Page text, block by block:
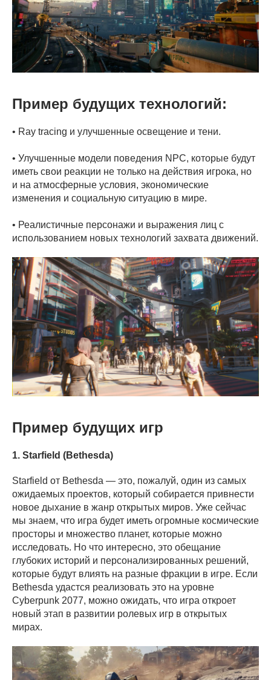
Пример будущих технологий:
• Ray tracing и улучшенные освещение и тени.
• Улучшенные модели поведения NPC, которые будут
иметь свои реакции не только на действия игрока, но
и на атмосферные условия, экономические
изменения и социальную ситуацию в мире.
• Реалистичные персонажи и выражения лиц с
использованием новых технологий захвата движений.
Пример будущих игр
1. Starfield (Bethesda)
Starfield от Bethesda — это, пожалуй, один из самых
ожидаемых проектов, который собирается привнести
новое дыхание в жанр открытых миров. Уже сейчас
мы знаем, что игра будет иметь огромные космические
просторы и множество планет, которые можно
исследовать. Но что интересно, это обещание
глубоких историй и персонализированных решений,
которые будут влиять на разные фракции в игре. Если
Bethesda удастся реализовать это на уровне
Cyberpunk 2077, можно ожидать, что игра откроет
новый этап в развитии ролевых игр в открытых
мирах.